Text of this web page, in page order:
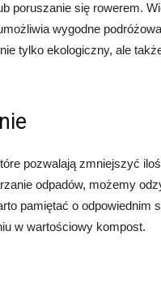
poruszanie się rowerem.
wygodne
tylko ekologiczny, ale
pozwalają zmniejszyć
odpadów, możemy
pamiętać o odpowiednim
w wartościowy kompost.